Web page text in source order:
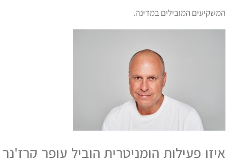
המשקיעים המובילים במדינה.
איזו פעילות הומניטרית הוביל עופר קרז'נר